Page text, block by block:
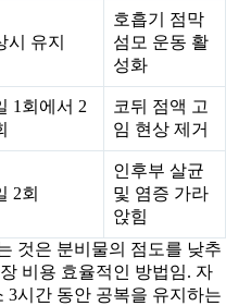
시 유지
호흡기 점막
섬모 운동 활
성화
1회에서 2
코뒤 점액 고
임 현상 제거
2회
인후부 살균
및 염증 가라
앉힘
것은 분비물의 점도를 낮추
비용 효율적인 방법임. 자
3시간 동안 공복을 유지하는